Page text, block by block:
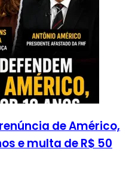
de Américo,
e multa de R$ 50